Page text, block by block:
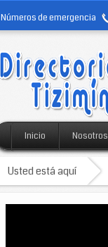
Números de emergencia
Inicio Nosotros
Usted está aquí